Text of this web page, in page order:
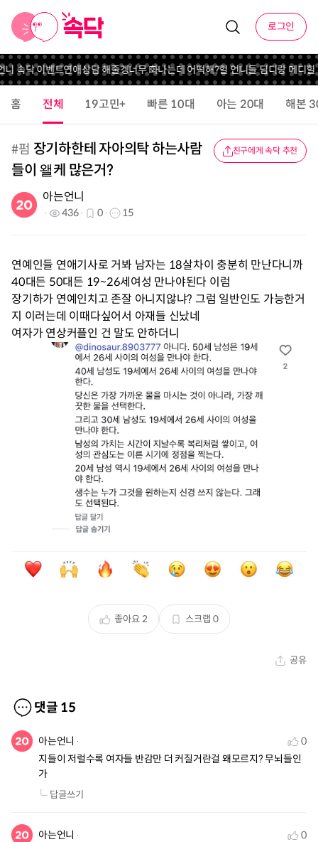
로그인
속닥 이벤트연애상담 해줄겡너무 화나는데 어떡해?헐 언니들 딤디랑 메디힐
홈 전체 19고민+ 빠른 10대 아는 20대 해본
#펌 장기하한테 자아의탁 하는사람
들이 왤케 많은거?
친구에게 속닥 추천
아는언니
436 0 15
연예인들 연애기사로 거봐 남자는 18살차이 충분히 만난다니까
40대든 50대든 19~26세여성 만나야된다 이럼
장기하가 연예인치고 존잘 아니지않냐? 그럼 일반인도 가능한거
지 이러는데 이때다싶어서 아재들 신났네
여자가 연상커플인 건 말도 안하더니
좋아요2 스크랩 0
공유
댓글 15
아는언니
0
지들이 저럴수록 여자들 반감만 더 커질거란걸 왜모르지? 무뇌들인
가
답글쓰기
아는언니
0